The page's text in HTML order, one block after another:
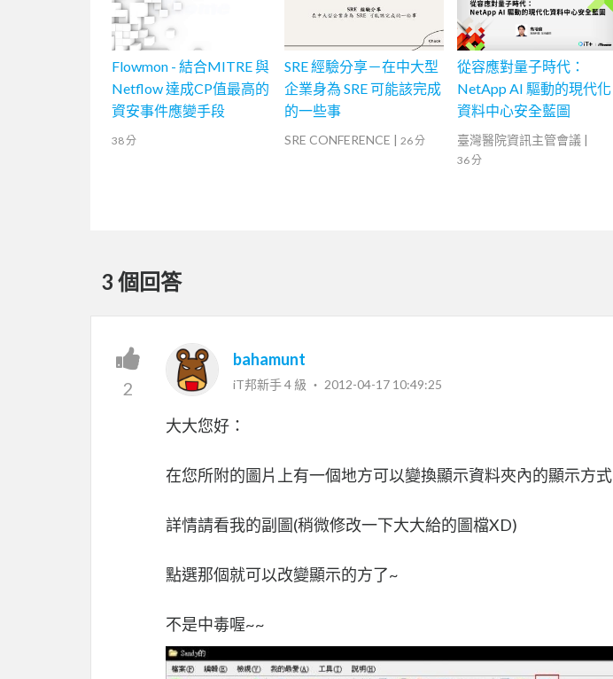
Flowmon - 結合MITRE 與
Netflow 達成CP值最高的
資安事件應變手段
38 分
SRE 經驗分享－在中大型
企業身為 SRE 可能該完成
的一些事
SRE CONFERENCE | 26 分
從容應對量子時代：
NetApp AI 驅動的現代化
資料中心安全藍圖
臺灣醫院資訊主管會議 |
36 分
3 個回答
2
bahamunt
iT邦新手 4 級 ‧ 2012-04-17 10:49:25
大大您好：
在您所附的圖片上有一個地方可以變換顯示資料夾內的顯示方式
詳情請看我的副圖(稍微修改一下大大給的圖檔XD)
點選那個就可以改變顯示的方了~
不是中毒喔~~